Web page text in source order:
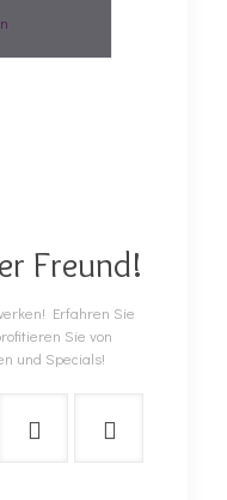
Freund!
Erfahren Sie
Sie von
und Specials!